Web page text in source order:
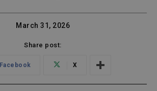
March 31, 2026
Share post:
Facebook X